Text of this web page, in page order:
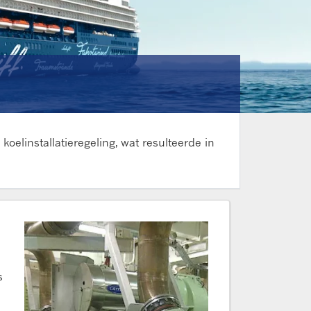
wat resulteerde in